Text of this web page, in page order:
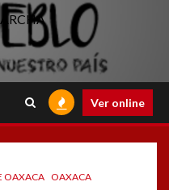
Ver online
OAXACA OAXACA